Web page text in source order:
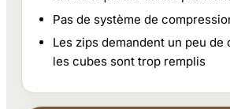
Pas de système de
Les zips demandent un peu de
les cubes sont trop remplis